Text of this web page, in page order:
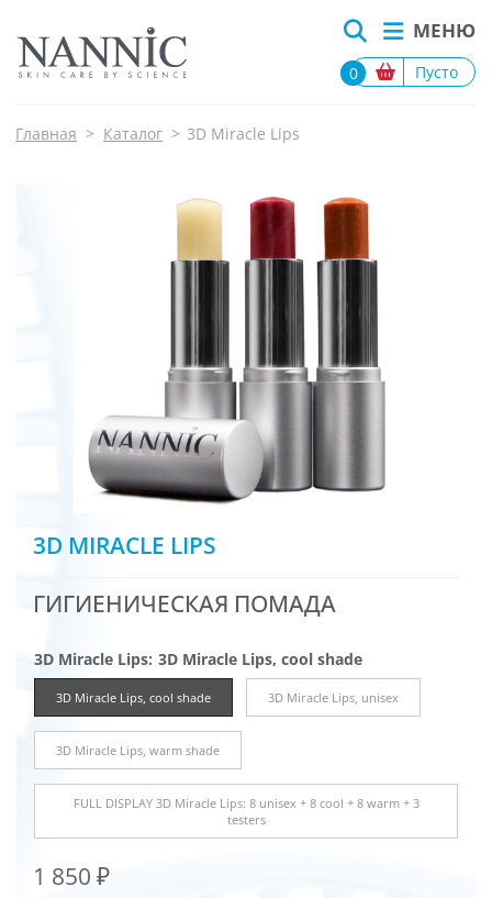
МЕНЮ
0 Пусто
Главная > Каталог > 3D Miracle Lips
3D MIRACLE LIPS
ГИГИЕНИЧЕСКАЯ ПОМАДА
3D Miracle Lips: 3D Miracle Lips, cool shade
3D Miracle Lips, cool shade 3D Miracle Lips, unisex
3D Miracle Lips, warm shade
FULL DISPLAY 3D Miracle Lips: 8 unisex + 8 cool + 8 warm + 3
testers
1 850 ₽